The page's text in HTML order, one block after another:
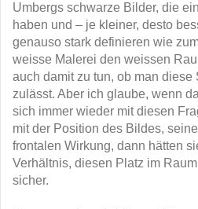
Umbergs schwarze Bilder, die
haben und – je kleiner, desto
genauso stark definieren wie
weisse Malerei den weissen
auch damit zu tun, ob man
zulässt. Aber ich glaube, wenn
sich immer wieder mit diesen
mit der Position des Bildes,
frontalen Wirkung, dann hätten
Verhältnis, diesen Platz im
sicher.